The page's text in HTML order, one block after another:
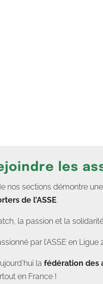
les
nos sections démontre
de l’ASSE.
la passion et la
par l’ASSE en
la fédération des
en France !